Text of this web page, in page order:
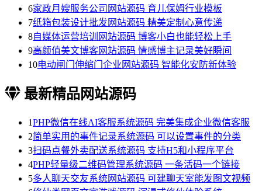
6家政月嫂服务公司网站源码 育儿保姆行业模板
7纸箱包装设计批发网站源码 精美定制心意传递
8自媒体运营培训网站源码 博客小白也能轻松上手
9高颜值美文博客网站源码 情感博主记录美好瞬间
10电动闸门伸缩门企业网站源码 智能化安防新体验
最新精品网站源码
1PHP微信在线AI客服系统源码 完美集成企业微信客服
2简单实用的事件记录系统源码 可以设置事件的分类
3扫码点餐外卖配送系统源码 支持H5和小程序平台
4PHP轻量级二维码管理系统源码 一条活码一个链接
5多人聊天交友系统网站源码 可建聊天室能发图文视频